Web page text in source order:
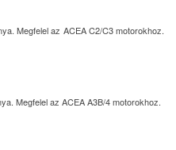
Megfelel az ACEA C2/C3 motorokhoz.
Megfelel az ACEA A3B/4 motorokhoz.